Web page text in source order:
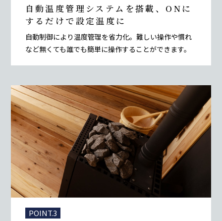
自動温度管理システムを搭載、 ONに
するだけで設定温度に
自動制御により温度管理を省力化。難しい操作や慣れ
など無くても誰でも簡単に操作することができます。
POINT.3